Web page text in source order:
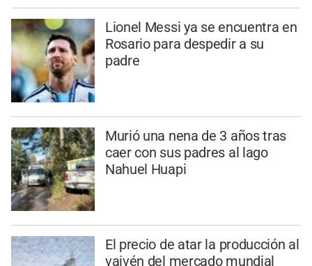
Lionel Messi ya se encuentra en
Rosario para despedir a su
padre
Murió una nena de 3 años tras
caer con sus padres al lago
Nahuel Huapi
El precio de atar la producción al
vaivén del mercado mundial